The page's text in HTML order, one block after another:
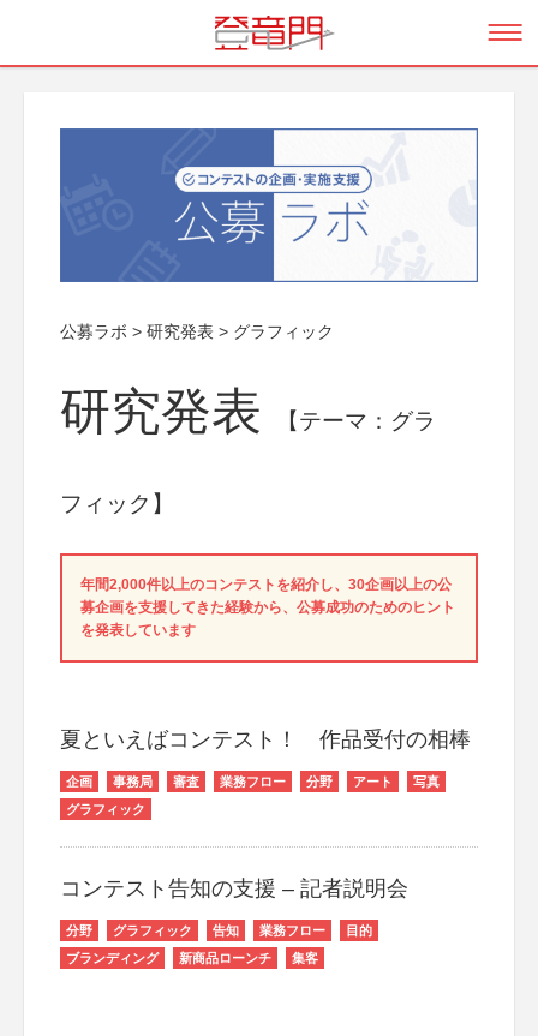
公募ラボ > 研究発表 > グラフィック
研究発表 【テーマ：グラ
フィック】
年間2,000件以上のコンテストを紹介し、30企画以上の公
募企画を支援してきた経験から、公募成功のためのヒント
を発表しています
夏といえばコンテスト！ 作品受付の相棒
企画 事務局 審査 業務フロー 分野 アート
写真
グラフィック
コンテスト告知の支援 – 記者説明会
分野 グラフィック 告知 業務フロー
目的
ブランディング
新商品ローンチ 集客